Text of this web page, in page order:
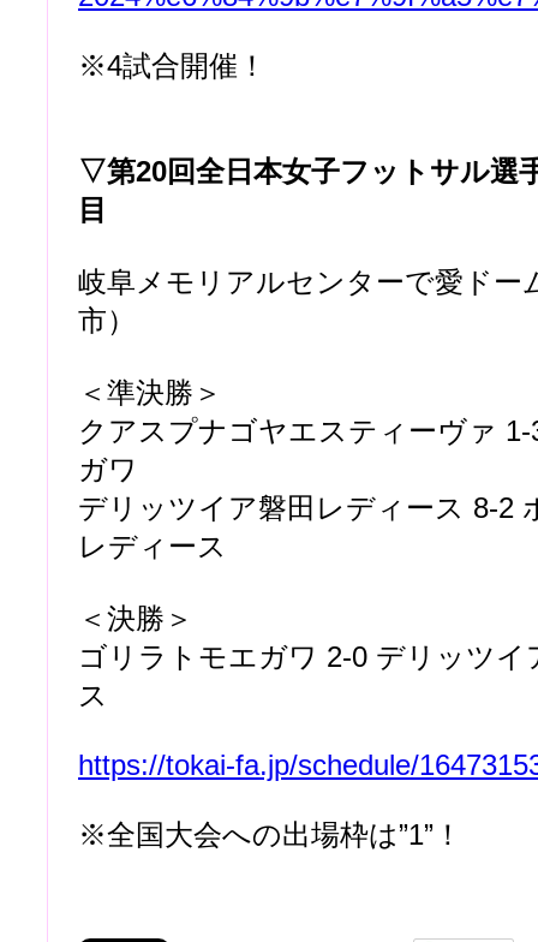
※4試合開催！
▽第20回全日本女子フットサル選
目
岐阜メモリアルセンターで愛ドー
市）
＜準決勝＞
クアスプナゴヤエスティーヴァ
ガワ
デリッツイア磐田レディース 8-2
レディース
＜決勝＞
ゴリラトモエガワ 2-0 デリッツイ
ス
https://tokai-fa.jp/schedule/
※全国大会への出場枠は”1”！